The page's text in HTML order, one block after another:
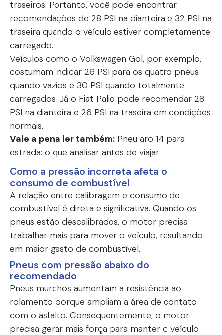
traseiros. Portanto, você pode encontrar
recomendações de 28 PSI na dianteira e 32 PSI na
traseira quando o veículo estiver completamente
carregado.
Veículos como o Volkswagen Gol, por exemplo,
costumam indicar 26 PSI para os quatro pneus
quando vazios e 30 PSI quando totalmente
carregados. Já o Fiat Palio pode recomendar 28
PSI na dianteira e 26 PSI na traseira em condições
normais.
Vale a pena ler também: Pneu aro 14 para
estrada: o que analisar antes de viajar
Como a pressão incorreta afeta o
consumo de combustível
A relação entre calibragem e consumo de
combustível é direta e significativa. Quando os
pneus estão descalibrados, o motor precisa
trabalhar mais para mover o veículo, resultando
em maior gasto de combustível.
Pneus com pressão abaixo do
recomendado
Pneus murchos aumentam a resistência ao
rolamento porque ampliam a área de contato
com o asfalto. Consequentemente, o motor
precisa gerar mais força para manter o veículo